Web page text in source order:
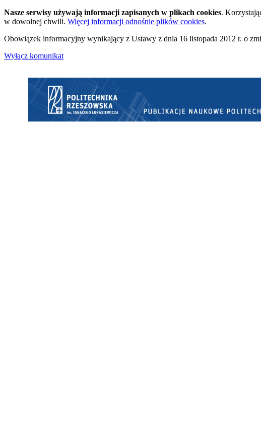
Nasze serwisy używają informacji zapisanych w plikach cookies.
w dowolnej chwili. Więcej informacji odnośnie plików cookies.
Obowiązek informacyjny wynikający z Ustawy z dnia 16 listopada 2012 r. o
Wyłącz komunikat